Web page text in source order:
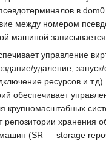
в dom0.
между номером
машиной
управление
удаление, запуск/
ресурсов и т.д).
обеспечивает
крупномасштабных
репозитории хранения
(SR — storage